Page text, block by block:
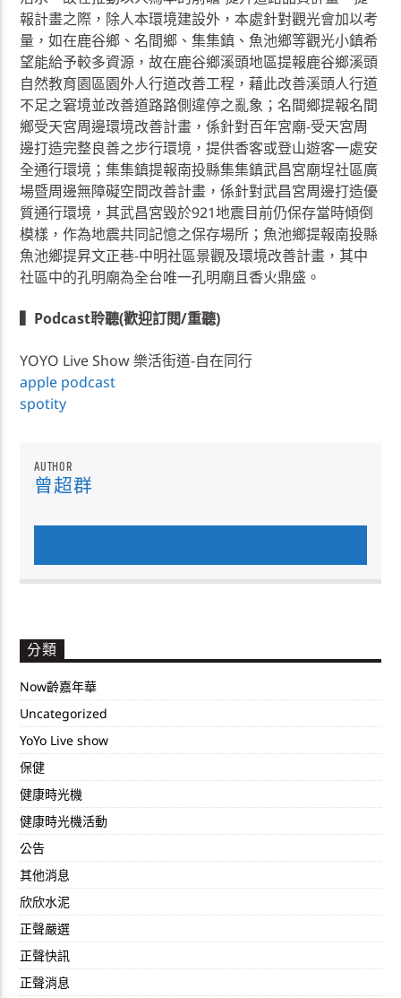
報計畫之際，除人本環境建設外，本處針對觀光會加以考
量，如在鹿谷鄉、名間鄉、集集鎮、魚池鄉等觀光小鎮希
望能給予較多資源，故在鹿谷鄉溪頭地區提報鹿谷鄉溪頭
自然教育園區園外人行道改善工程，藉此改善溪頭人行道
不足之窘境並改善道路路側違停之亂象；名間鄉提報名間
鄉受天宮周邊環境改善計畫，係針對百年宮廟-受天宮周
邊打造完整良善之步行環境，提供香客或登山遊客一處安
全通行環境；集集鎮提報南投縣集集鎮武昌宮廟埕社區廣
場暨周邊無障礙空間改善計畫，係針對武昌宮周邊打造優
質通行環境，其武昌宮毀於921地震目前仍保存當時傾倒
模樣，作為地震共同記憶之保存場所；魚池鄉提報南投縣
魚池鄉提昇文正巷-中明社區景觀及環境改善計畫，其中
社區中的孔明廟為全台唯一孔明廟且香火鼎盛。
▍Podcast聆聽(歡迎訂閱/重聽)
YOYO Live Show 樂活街道-自在同行
apple podcast
spotity
AUTHOR
曾超群
分類
Now齡嘉年華
Uncategorized
YoYo Live show
保健
健康時光機
健康時光機活動
公告
其他消息
欣欣水泥
正聲嚴選
正聲快訊
正聲消息